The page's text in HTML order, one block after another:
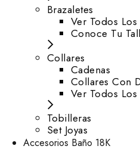
Brazaletes
Ver Todos Los
Conoce Tu
Collares
Cadenas
Collares Con
Ver Todos
Tobilleras
Set Joyas
Accesorios Baño 18K